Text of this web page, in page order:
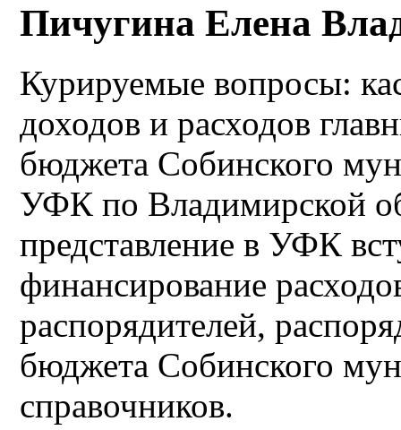
Пичугина Елена
Курируемые вопросы:
доходов и расходов
бюджета Собинского
УФК по Владимирской
представление в УФК
финансирование
распорядителей,
бюджета Собинского
справочников.